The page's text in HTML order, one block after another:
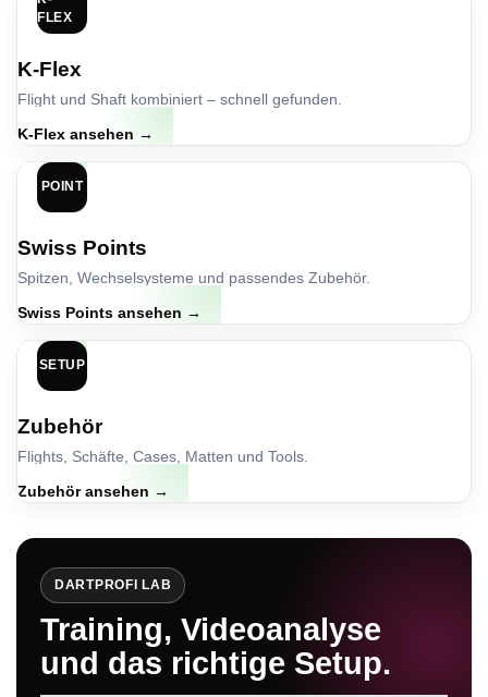
FLEX
K-Flex
Flight und Shaft kombiniert – schnell gefunden.
K-Flex ansehen →
POINT
Swiss Points
Spitzen, Wechselsysteme und passendes Zubehör.
Swiss Points ansehen →
SETUP
Zubehör
Flights, Schäfte, Cases, Matten und Tools.
Zubehör ansehen →
DARTPROFI LAB
Training, Videoanalyse
und das richtige Setup.